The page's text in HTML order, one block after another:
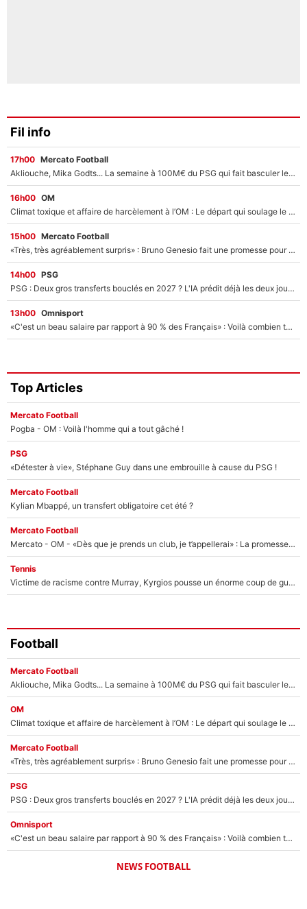
Fil info
17h00 Mercato Football
Akliouche, Mika Godts... La semaine à 100M€ du PSG qui fait basculer le mercato du PSG !
16h00 OM
Climat toxique et affaire de harcèlement à l’OM : Le départ qui soulage le vestiaire de Bruno Genesio
15h00 Mercato Football
«Très, très agréablement surpris» : Bruno Genesio fait une promesse pour la suite du mercato de l’OM et rassure les supporters
14h00 PSG
PSG : Deux gros transferts bouclés en 2027 ? L'IA prédit déjà les deux joueurs qui pourraient rejoindre Luis Enrique !
13h00 Omnisport
«C'est un beau salaire par rapport à 90 % des Français» : Voilà combien touchait Nelson Monfort sur France Télévisions avant de rejoindre CNews
Top Articles
Mercato Football
Pogba - OM : Voilà l'homme qui a tout gâché !
PSG
«Détester à vie», Stéphane Guy dans une embrouille à cause du PSG !
Mercato Football
Kylian Mbappé, un transfert obligatoire cet été ?
Mercato Football
Mercato - OM - «Dès que je prends un club, je t’appellerai» : La promesse de Marcelino au moment de claquer la porte
Tennis
Victime de racisme contre Murray, Kyrgios pousse un énorme coup de gueule !
Football
Mercato Football
Akliouche, Mika Godts... La semaine à 100M€ du PSG qui fait basculer le mercato du PSG !
OM
Climat toxique et affaire de harcèlement à l’OM : Le départ qui soulage le vestiaire de Bruno Genesio
Mercato Football
«Très, très agréablement surpris» : Bruno Genesio fait une promesse pour la suite du mercato de l’OM et rassure les supporters
PSG
PSG : Deux gros transferts bouclés en 2027 ? L'IA prédit déjà les deux joueurs qui pourraient rejoindre Luis Enrique !
Omnisport
«C'est un beau salaire par rapport à 90 % des Français» : Voilà combien touchait Nelson Monfort sur France Télévisions avant de rejoindre CNews
NEWS FOOTBALL